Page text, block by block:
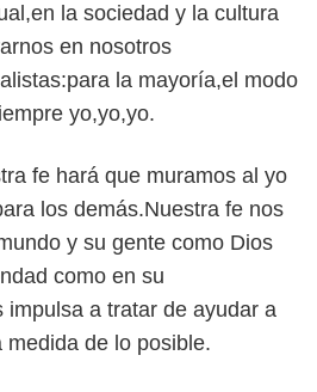
la sociedad y la cultura
en nosotros
la mayoría,el modo
yo,yo,yo.
fe hará que muramos al yo
los demás.Nuestra fe nos
y su gente como Dios
como en su
impulsa a tratar de ayudar a
medida de lo posible.